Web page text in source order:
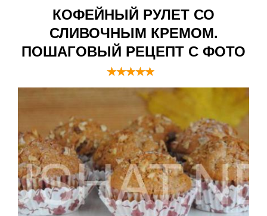
КОФЕЙНЫЙ РУЛЕТ СО
СЛИВОЧНЫМ КРЕМОМ.
ПОШАГОВЫЙ РЕЦЕПТ С ФОТО